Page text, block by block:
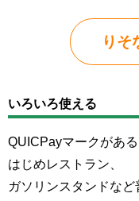
りそ
いろいろ使える
QUICPayマークがあ
はじめレストラン、
ガソリンスタンドな